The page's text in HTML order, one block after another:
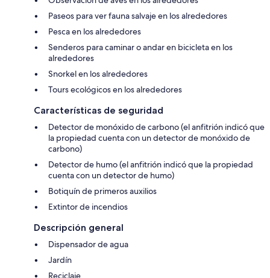
Paseos para ver fauna salvaje en los alrededores
Pesca en los alrededores
Senderos para caminar o andar en bicicleta en los
alrededores
Snorkel en los alrededores
Tours ecológicos en los alrededores
Características de seguridad
Detector de monóxido de carbono (el anfitrión indicó que
la propiedad cuenta con un detector de monóxido de
carbono)
Detector de humo (el anfitrión indicó que la propiedad
cuenta con un detector de humo)
Botiquín de primeros auxilios
Extintor de incendios
Descripción general
Dispensador de agua
Jardín
Reciclaje